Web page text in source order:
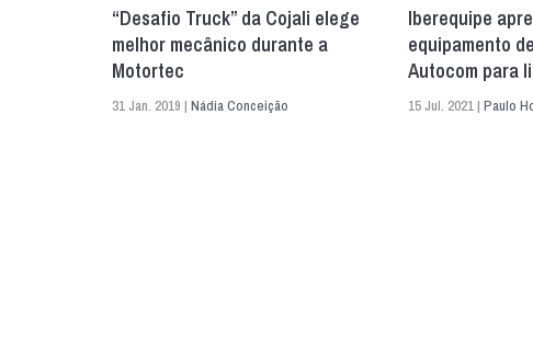
“Desafio Truck” da Cojali elege
melhor mecânico durante a
Motortec
31 Jan. 2019 | Nádia Conceição
Iberequipe
equipamento
Autocom para
15 Jul. 2021 | Paulo